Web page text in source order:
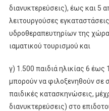
διανυκτερεύσεις), έως και 5
λειτουργούσες
υδροθεραπευτηρίων της
ιαματικού τουρισμού και
γ) 1.500 παιδιά ηλικίας 6 έως
μπορούν να φιλοξενηθούν
παιδικές κατασκηνώσεις,
διανυκτερεύσεις) στο